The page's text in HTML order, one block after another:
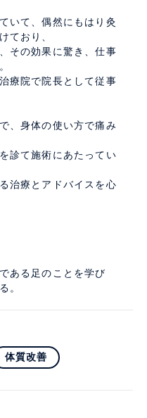
いて、偶然にもはり灸
ており、
その効果に驚き、仕事
療院で院長として従事
、身体の使い方で痛み
診て施術にあたってい
治療とアドバイスを心
ある足のことを学び
。
体質改善